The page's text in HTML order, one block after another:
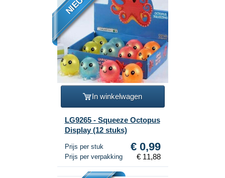
In winkelwagen
LG9265 - Squeeze Octopus
Display (12 stuks)
Prijs per stuk € 0,99
Prijs per verpakking € 11,88